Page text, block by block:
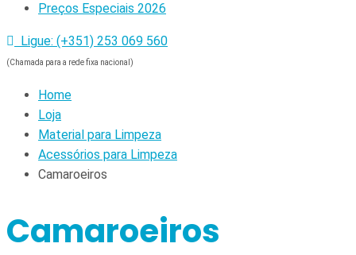
Preços Especiais 2026
Ligue: (+351) 253 069 560
(Chamada para a rede fixa nacional)
Home
Loja
Material para Limpeza
Acessórios para Limpeza
Camaroeiros
Camaroeiros